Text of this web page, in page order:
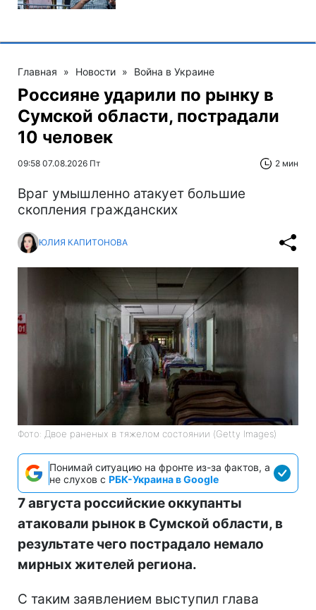
Главная » Новости » Война в Украине
Россияне ударили по рынку в
Сумской области, пострадали
10 человек
09:58 07.08.2026 Пт 2 мин
Враг умышленно атакует большие
скопления гражданских
ЮЛИЯ КАПИТОНОВА
Фото: Двое раненых в тяжелом состоянии (Getty Images)
Понимай ситуацию на фронте из-за фактов, а
не слухов с РБК-Украина в Google
7 августа российские оккупанты
атаковали рынок в Сумской области, в
результате чего пострадало немало
мирных жителей региона.
С таким заявлением выступил глава